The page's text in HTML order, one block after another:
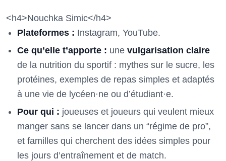
<h4>Nouchka Simic</h4>
Plateformes : Instagram, YouTube.
Ce qu’elle t’apporte : une vulgarisation claire
de la nutrition du sportif : mythes sur le sucre, les
protéines, exemples de repas simples et adaptés
à une vie de lycéen·ne ou d’étudiant·e.
Pour qui : joueuses et joueurs qui veulent mieux
manger sans se lancer dans un “régime de pro”,
et familles qui cherchent des idées simples pour
les jours d’entraînement et de match.